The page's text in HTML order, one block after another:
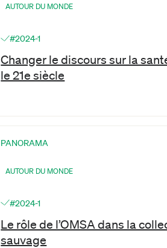
AUTOUR DU MONDE
#2024-1
Changer le discours sur la
le 21e siècle
PANORAMA
AUTOUR DU MONDE
#2024-1
Le rôle de l’OMSA dans la
sauvage